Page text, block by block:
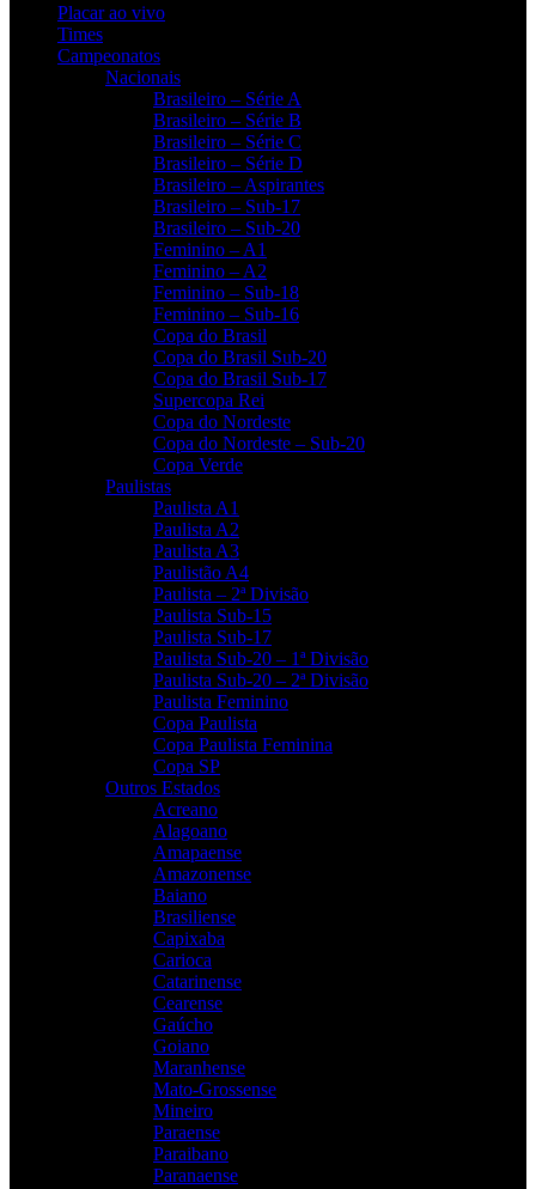
Placar ao vivo
Times
Campeonatos
Nacionais
Brasileiro – Série A
Brasileiro – Série B
Brasileiro – Série C
Brasileiro – Série D
Brasileiro – Aspirantes
Brasileiro – Sub-17
Brasileiro – Sub-20
Feminino – A1
Feminino – A2
Feminino – Sub-18
Feminino – Sub-16
Copa do Brasil
Copa do Brasil Sub-20
Copa do Brasil Sub-17
Supercopa Rei
Copa do Nordeste
Copa do Nordeste – Sub-20
Copa Verde
Paulistas
Paulista A1
Paulista A2
Paulista A3
Paulistão A4
Paulista – 2ª Divisão
Paulista Sub-15
Paulista Sub-17
Paulista Sub-20 – 1ª Divisão
Paulista Sub-20 – 2ª Divisão
Paulista Feminino
Copa Paulista
Copa Paulista Feminina
Copa SP
Outros Estados
Acreano
Alagoano
Amapaense
Amazonense
Baiano
Brasiliense
Capixaba
Carioca
Catarinense
Cearense
Gaúcho
Goiano
Maranhense
Mato-Grossense
Mineiro
Paraense
Paraibano
Paranaense